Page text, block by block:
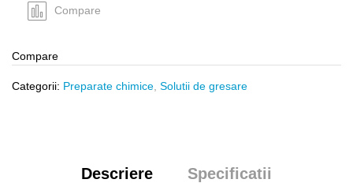
Compare
Compare
Categorii: Preparate chimice Solutii de gresare
Descriere Specificatii